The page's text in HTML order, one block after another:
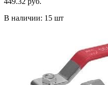
В наличии: 15 шт